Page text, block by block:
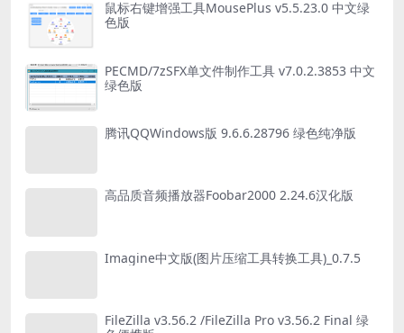
鼠标右键增强工具MousePlus v5.5.23.0 中文绿
色版
PECMD/7zSFX单文件制作工具 v7.0.2.3853 中文
绿色版
腾讯QQWindows版 9.6.6.28796 绿色纯净版
高品质音频播放器Foobar2000 2.24.6汉化版
Imagine中文版(图片压缩工具转换工具)_0.7.5
FileZilla v3.56.2 /FileZilla Pro v3.56.2 Final 绿